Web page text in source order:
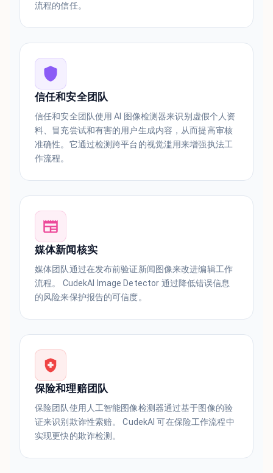
流程的信任。
信任和安全团队
信任和安全团队使用 AI 图像检测器来识别虚假个人资
料、冒充尝试和有害的用户生成内容，从而提高审核
准确性。它通过检测跨平台的视觉滥用来增强执法工
作流程。
媒体新闻核实
媒体团队通过在发布前验证新闻图像来改进编辑工作
流程。 CudekAI Image Detector 通过降低错误信息
的风险来保护报告的可信度。
保险和理赔团队
保险团队使用人工智能图像检测器通过基于图像的验
证来识别欺诈性索赔。 CudekAI 可在保险工作流程中
实现更快的欺诈检测。